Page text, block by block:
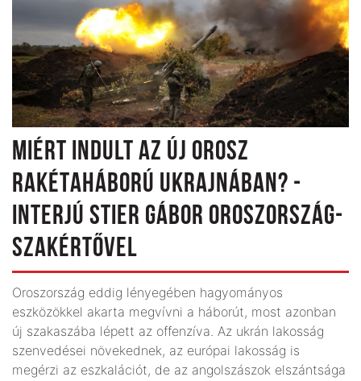
MIÉRT INDULT AZ ÚJ OROSZ
RAKÉTAHÁBORÚ UKRAJNÁBAN? -
INTERJÚ STIER GÁBOR OROSZORSZÁG-
SZAKÉRTŐVEL
Oroszország eddig lényegében hagyományos
eszközökkel akarta megvívni a háborút, most azonban
új szakaszába lépett az offenzíva. Az ukrán lakosság
szenvedései növekednek, az európai lakosság is
megérzi az eszkalációt, de az angolszászok elszántsága